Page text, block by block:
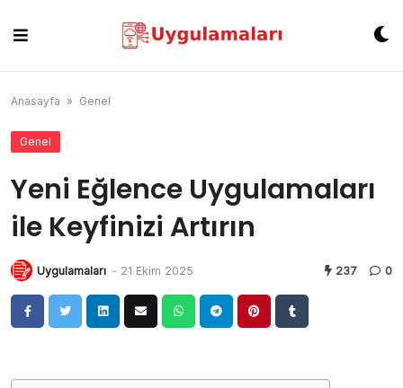
content
Anasayfa » Genel
Genel
Yeni Eğlence Uygulamaları
ile Keyfinizi Artırın
Uygulamaları - 21 Ekim 2025 237 0